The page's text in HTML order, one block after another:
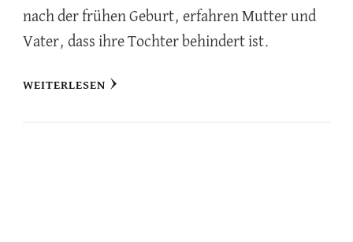
nach der frühen Geburt, erfahren Mutter und
Vater, dass ihre Tochter behindert ist.
WEITERLESEN